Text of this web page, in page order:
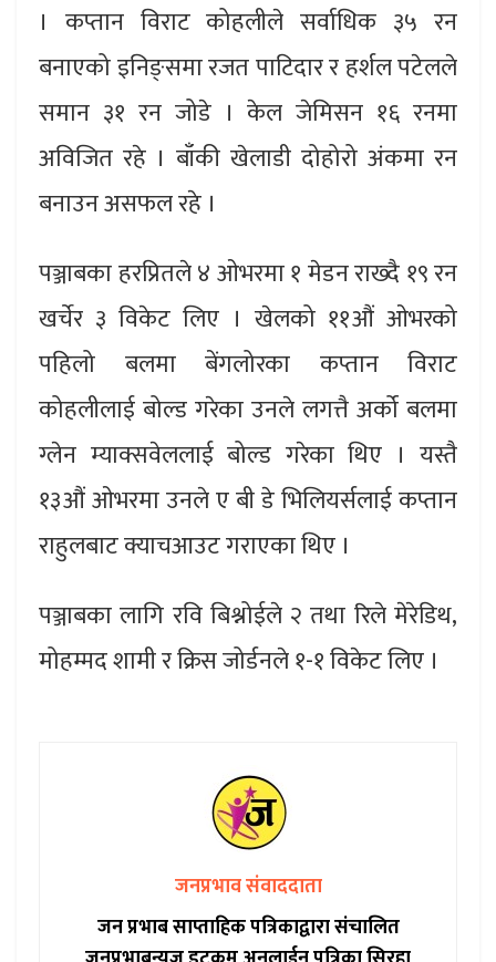
। कप्तान विराट कोहलीले सर्वाधिक ३५ रन
बनाएको इनिङ्समा रजत पाटिदार र हर्शल पटेलले
समान ३१ रन जोडे । केल जेमिसन १६ रनमा
अविजित रहे । बाँकी खेलाडी दोहोरो अंकमा रन
बनाउन असफल रहे ।
पञ्जाबका हरप्रितले ४ ओभरमा १ मेडन राख्दै १९ रन
खर्चेर ३ विकेट लिए । खेलको ११औं ओभरको
पहिलो बलमा बेंगलोरका कप्तान विराट
कोहलीलाई बोल्ड गरेका उनले लगत्तै अर्को बलमा
ग्लेन म्याक्सवेललाई बोल्ड गरेका थिए । यस्तै
१३औं ओभरमा उनले ए बी डे भिलियर्सलाई कप्तान
राहुलबाट क्याचआउट गराएका थिए ।
पञ्जाबका लागि रवि बिश्नोईले २ तथा रिले मेरेडिथ,
मोहम्मद शामी र क्रिस जोर्डनले १-१ विकेट लिए ।
जनप्रभाव संवाददाता
जन प्रभाब साप्ताहिक पत्रिकाद्वारा संचालित